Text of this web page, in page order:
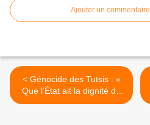
Ajouter un commentaire
< Génocide des Tutsis : «
Que l’État ait la dignité de
reconnaitre ses erreurs »